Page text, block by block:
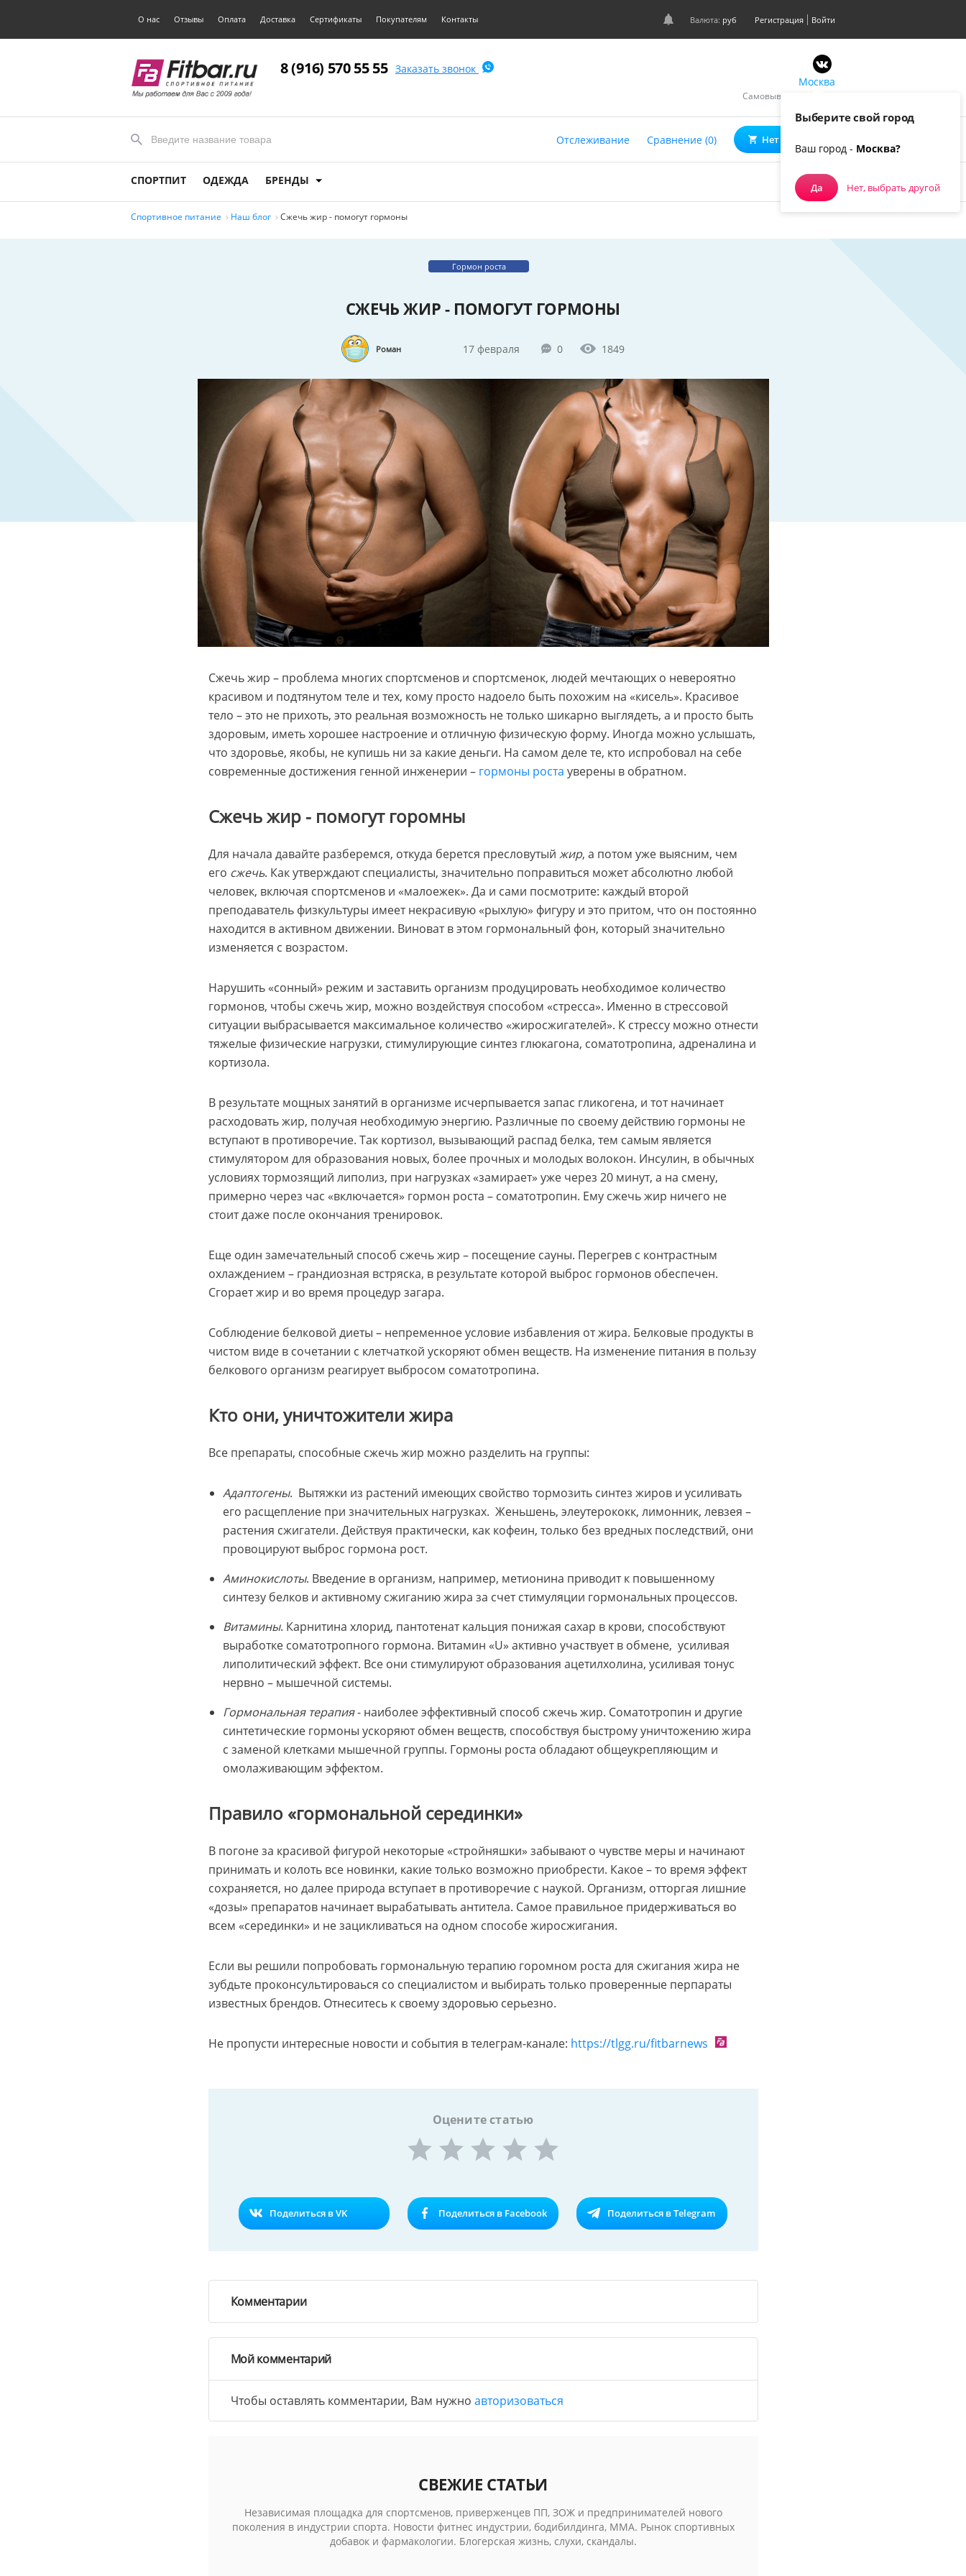
О нас Отзывы Оплата Доставка Сертификаты Покупателям Контакты Валюта: руб Регистрация Войти
8 (916) 570 55 55 Заказать звонок
Москва
Самовывоз, курьером
Отслеживание Сравнение (0) Нет товаров
СПОРТПИТ ОДЕЖДА БРЕНДЫ
Спортивное питание Наш блог Сжечь жир - помогут гормоны
Гормон роста
СЖЕЧЬ ЖИР - ПОМОГУТ ГОРМОНЫ
Роман 17 февраля 0 1849
Сжечь жир – проблема многих спортсменов и спортсменок, людей мечтающих о невероятно
красивом и подтянутом теле и тех, кому просто надоело быть похожим на «кисель». Красивое
тело – это не прихоть, это реальная возможность не только шикарно выглядеть, а и просто быть
здоровым, иметь хорошее настроение и отличную физическую форму. Иногда можно услышать,
что здоровье, якобы, не купишь ни за какие деньги. На самом деле те, кто испробовал на себе
современные достижения генной инженерии – гормоны роста уверены в обратном.
Сжечь жир - помогут горомны
Для начала давайте разберемся, откуда берется пресловутый жир, а потом уже выясним, чем
его сжечь. Как утверждают специалисты, значительно поправиться может абсолютно любой
человек, включая спортсменов и «малоежек». Да и сами посмотрите: каждый второй
преподаватель физкультуры имеет некрасивую «рыхлую» фигуру и это притом, что он постоянно
находится в активном движении. Виноват в этом гормональный фон, который значительно
изменяется с возрастом.
Нарушить «сонный» режим и заставить организм продуцировать необходимое количество
гормонов, чтобы сжечь жир, можно воздействуя способом «стресса». Именно в стрессовой
ситуации выбрасывается максимальное количество «жиросжигателей». К стрессу можно отнести
тяжелые физические нагрузки, стимулирующие синтез глюкагона, соматотропина, адреналина и
кортизола.
В результате мощных занятий в организме исчерпывается запас гликогена, и тот начинает
расходовать жир, получая необходимую энергию. Различные по своему действию гормоны не
вступают в противоречие. Так кортизол, вызывающий распад белка, тем самым является
стимулятором для образования новых, более прочных и молодых волокон. Инсулин, в обычных
условиях тормозящий липолиз, при нагрузках «замирает» уже через 20 минут, а на смену,
примерно через час «включается» гормон роста – соматотропин. Ему сжечь жир ничего не
стоит даже после окончания тренировок.
Еще один замечательный способ сжечь жир – посещение сауны. Перегрев с контрастным
охлаждением – грандиозная встряска, в результате которой выброс гормонов обеспечен.
Сгорает жир и во время процедур загара.
Соблюдение белковой диеты – непременное условие избавления от жира. Белковые продукты в
чистом виде в сочетании с клетчаткой ускоряют обмен веществ. На изменение питания в пользу
белкового организм реагирует выбросом соматотропина.
Кто они, уничтожители жира
Все препараты, способные сжечь жир можно разделить на группы:
Адаптогены. Вытяжки из растений имеющих свойство тормозить синтез жиров и усиливать
его расщепление при значительных нагрузках. Женьшень, элеутерококк, лимонник, левзея –
растения сжигатели. Действуя практически, как кофеин, только без вредных последствий, они
провоцируют выброс гормона рост.
Аминокислоты. Введение в организм, например, метионина приводит к повышенному
синтезу белков и активному сжиганию жира за счет стимуляции гормональных процессов.
Витамины. Карнитина хлорид, пантотенат кальция понижая сахар в крови, способствуют
выработке соматотропного гормона. Витамин «U» активно участвует в обмене, усиливая
липолитический эффект. Все они стимулируют образования ацетилхолина, усиливая тонус
нервно – мышечной системы.
Гормональная терапия- наиболее эффективный способ сжечь жир. Соматотропин и другие
синтетические гормоны ускоряют обмен веществ, способствуя быстрому уничтожению жира
с заменой клетками мышечной группы. Гормоны роста обладают общеукрепляющим и
омолаживающим эффектом.
Правило «гормональной серединки»
В погоне за красивой фигурой некоторые «стройняшки» забывают о чувстве меры и начинают
принимать и колоть все новинки, какие только возможно приобрести. Какое – то время эффект
сохраняется, но далее природа вступает в противоречие с наукой. Организм, отторгая лишние
«дозы» препаратов начинает вырабатывать антитела. Самое правильное придерживаться во
всем «серединки» и не зацикливаться на одном способе жиросжигания.
Если вы решили попробовать гормональную терапию горомном роста для сжигания жира не
зубдьте проконсультироваься со специалистом и выбирать только проверенные перпараты
известных брендов. Отнеситесь к своему здоровью серьезно.
Не пропусти интересные новости и события в телеграм-канале: https://tlgg.ru/fitbarnews
Оцените статью
Поделиться в VK Поделиться в Facebook Поделиться в Telegram
Комментарии
Мой комментарий
Чтобы оставлять комментарии, Вам нужно авторизоваться
СВЕЖИЕ СТАТЬИ
Независимая площадка для спортсменов, приверженцев ПП, ЗОЖ и предпринимателей нового
поколения в индустрии спорта. Новости фитнес индустрии, бодибилдинга, MMA. Рынок спортивных
добавок и фармакологии. Блогерская жизнь, слухи, скандалы.
Выберите свой город
Ваш город - Москва?
Да Нет, выбрать другой